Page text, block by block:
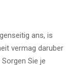
ans, is
vermag daruber
Sie je